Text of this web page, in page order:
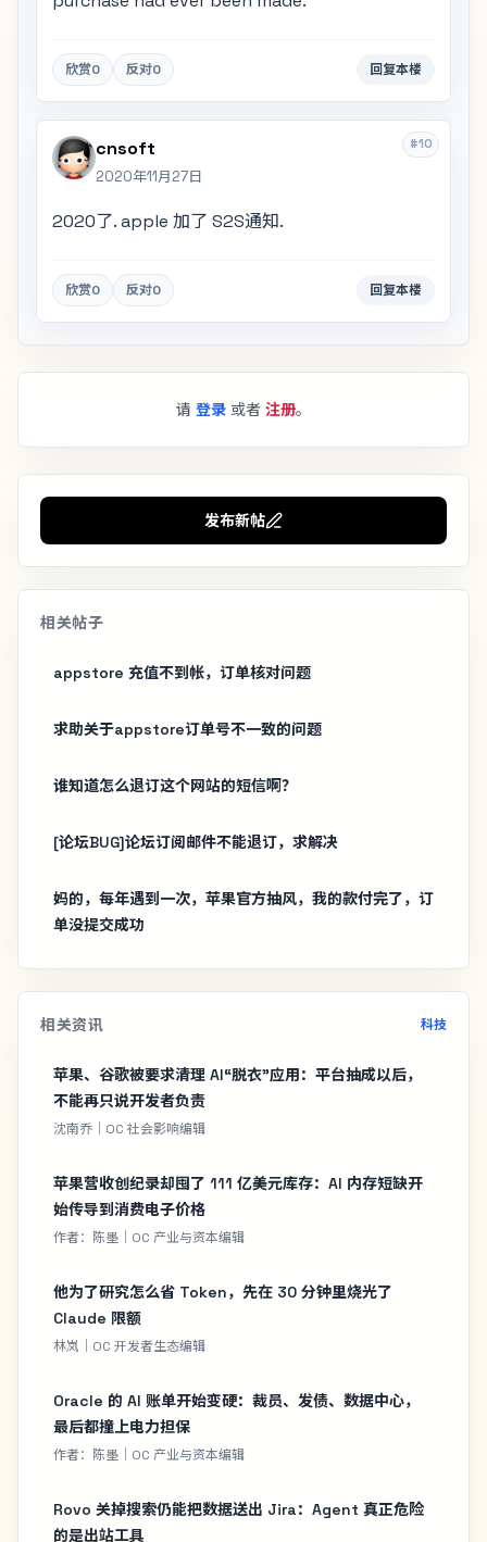
欣赏0 反对0 回复本楼
#10
cnsoft
2020年11月27日
2020了. apple 加了 S2S通知.
欣赏0 反对0 回复本楼
请 登录 或者 注册。
发布新帖
相关帖子
appstore 充值不到帐，订单核对问题
求助关于appstore订单号不一致的问题
谁知道怎么退订这个网站的短信啊？
[论坛BUG]论坛订阅邮件不能退订，求解决
妈的，每年遇到一次，苹果官方抽风，我的款付完了，订
单没提交成功
相关资讯 科技
苹果、谷歌被要求清理 AI“脱衣”应用：平台抽成以后，
不能再只说开发者负责
沈南乔｜OC 社会影响编辑
苹果营收创纪录却囤了 111 亿美元库存：AI 内存短缺开
始传导到消费电子价格
作者：陈墨｜OC 产业与资本编辑
他为了研究怎么省 Token，先在 30 分钟里烧光了
Claude 限额
林岚｜OC 开发者生态编辑
Oracle 的 AI 账单开始变硬：裁员、发债、数据中心，
最后都撞上电力担保
作者：陈墨｜OC 产业与资本编辑
Rovo 关掉搜索仍能把数据送出 Jira：Agent 真正危险
的是出站工具